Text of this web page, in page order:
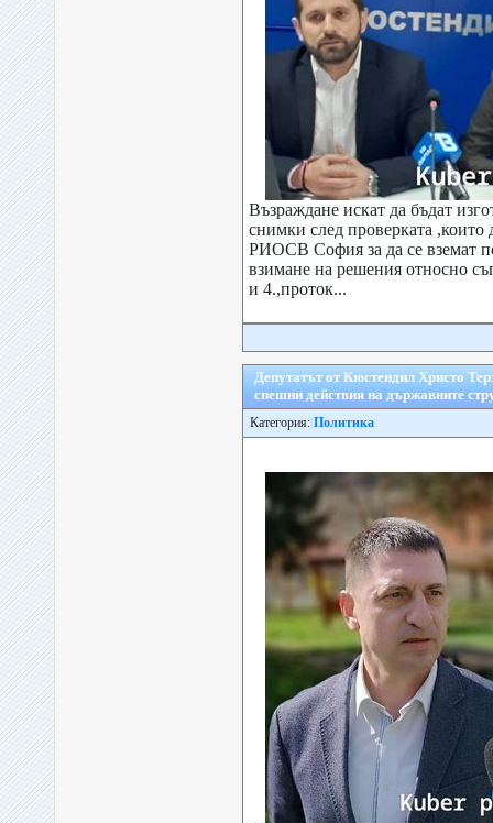
Възраждане искат да бъдат
снимки след проверката ,които
РИОСВ София за да се вземат
взимане на решения относно
и 4.,проток...
Депутатът от Кюстендил Христо
спешни действия на държавните
Категория: Политика